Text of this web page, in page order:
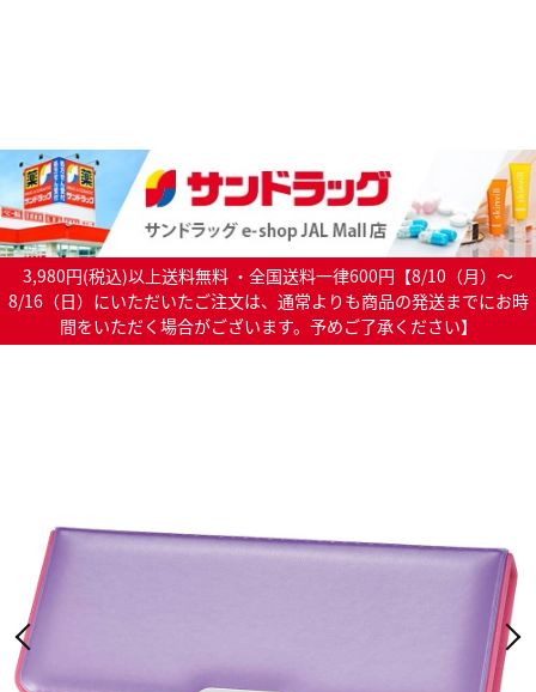
3,980円(税込)以上送料無料 ・全国送料一律600円【8/10（月）～
8/16（日）にいただいたご注文は、通常よりも商品の発送までにお時
間をいただく場合がございます。予めご了承ください】